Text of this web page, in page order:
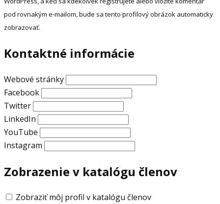
pod rovnakým e-mailom, bude sa tento profilový obrázok automaticky
zobrazovať.
Kontaktné informácie
Webové stránky
Facebook
Twitter
LinkedIn
YouTube
Instagram
Zobrazenie v katalógu členov
Zobraziť môj profil v katalógu členov